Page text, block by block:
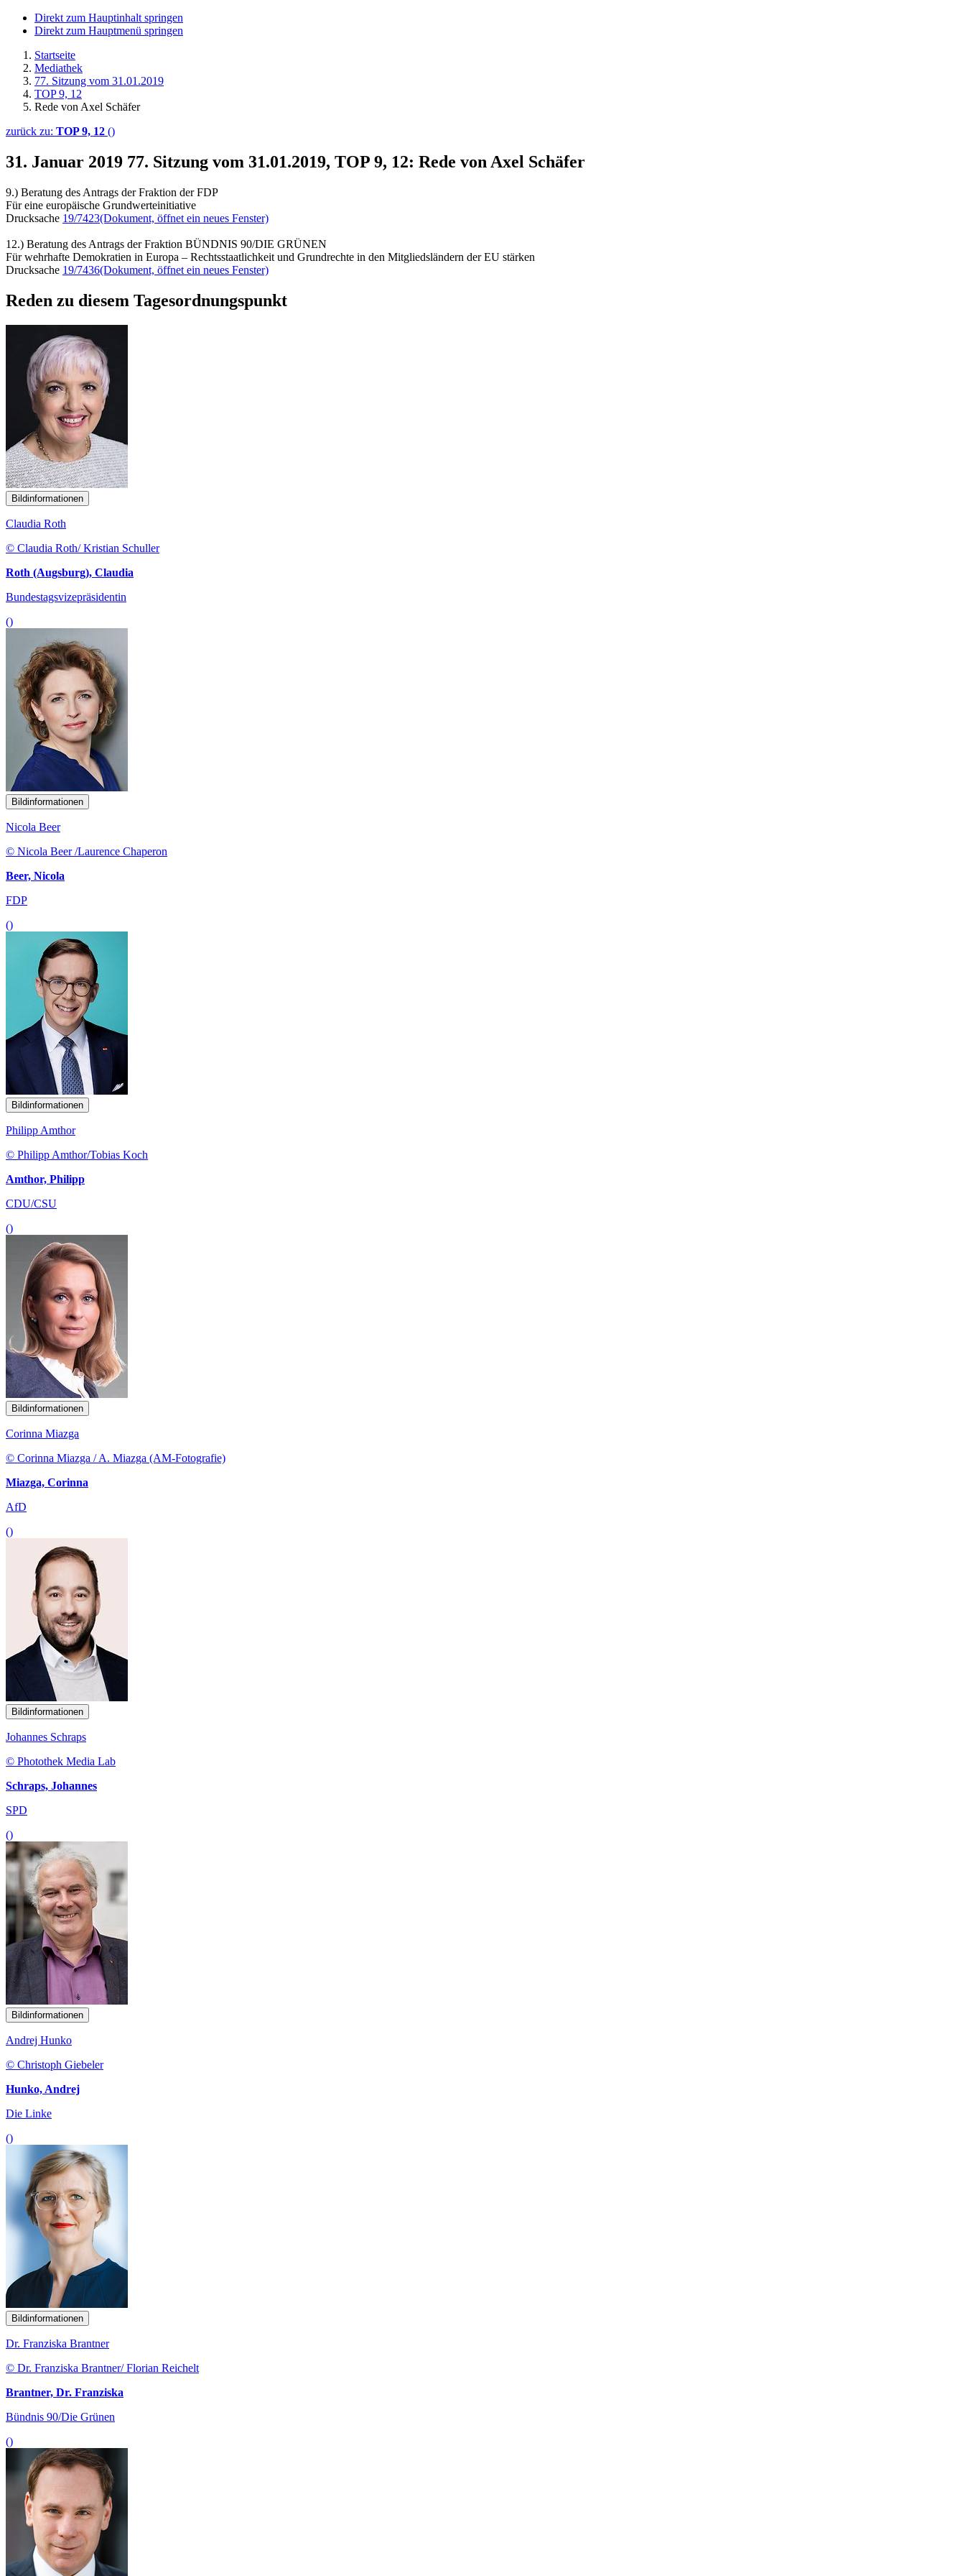
Direkt zum Hauptinhalt springen
Direkt zum Hauptmenü springen
Startseite
Mediathek
77. Sitzung vom 31.01.2019
TOP 9, 12
Rede von Axel Schäfer
zurück zu: TOP 9, 12 ()
31. Januar 2019 77. Sitzung vom 31.01.2019, TOP 9, 12: Rede von Axel Schäfer
9.) Beratung des Antrags der Fraktion der FDP
Für eine europäische Grundwerteinitiative
Drucksache 19/7423(Dokument, öffnet ein neues Fenster)
12.) Beratung des Antrags der Fraktion BÜNDNIS 90/DIE GRÜNEN
Für wehrhafte Demokratien in Europa – Rechtsstaatlichkeit und Grundrechte in den Mitgliedsländern der EU stärken
Drucksache 19/7436(Dokument, öffnet ein neues Fenster)
Reden zu diesem Tagesordnungspunkt
Bildinformationen
Claudia Roth
© Claudia Roth/ Kristian Schuller
Roth (Augsburg), Claudia
Bundestagsvizepräsidentin
()
Bildinformationen
Nicola Beer
© Nicola Beer /Laurence Chaperon
Beer, Nicola
FDP
()
Bildinformationen
Philipp Amthor
© Philipp Amthor/Tobias Koch
Amthor, Philipp
CDU/CSU
()
Bildinformationen
Corinna Miazga
© Corinna Miazga / A. Miazga (AM-Fotografie)
Miazga, Corinna
AfD
()
Bildinformationen
Johannes Schraps
© Photothek Media Lab
Schraps, Johannes
SPD
()
Bildinformationen
Andrej Hunko
© Christoph Giebeler
Hunko, Andrej
Die Linke
()
Bildinformationen
Dr. Franziska Brantner
© Dr. Franziska Brantner/ Florian Reichelt
Brantner, Dr. Franziska
Bündnis 90/Die Grünen
()